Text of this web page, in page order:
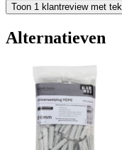
Toon 1 klantreview met
Alternatieven